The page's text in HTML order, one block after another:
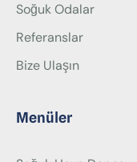
Soğuk Odalar
Referanslar
Bize Ulaşın
Menüler